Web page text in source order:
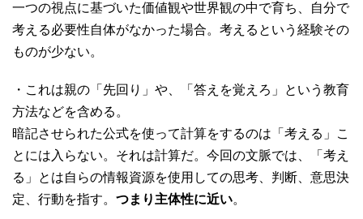
一つの視点に基づいた価値観や世界観の中で育ち、自分で
考える必要性自体がなかった場合。考えるという経験その
ものが少ない。
・これは親の「先回り」や、「答えを覚えろ」という教育
方法などを含める。
暗記させられた公式を使って計算をするのは「考える」こ
とには入らない。それは計算だ。今回の文脈では、「考え
る」とは自らの情報資源を使用しての思考、判断、意思決
定、行動を指す。 つまり主体性に近い。